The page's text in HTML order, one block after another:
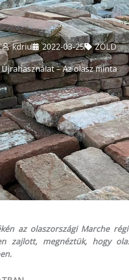
kdriu 2022-03-25
ZÖLD
Újrahasználat – Az olasz minta
az olaszországi Marche
zajlott, megnéztük, hogy